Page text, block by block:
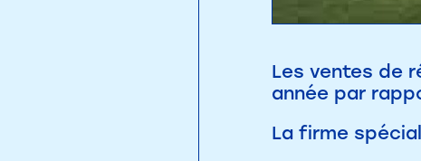
Les ventes de
année par
La firme